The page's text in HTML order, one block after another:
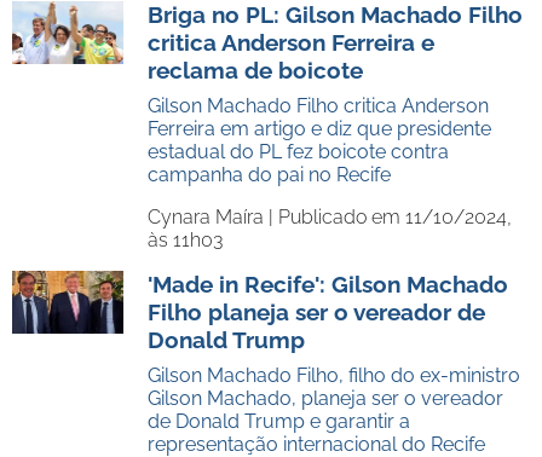
Briga no PL: Gilson Machado Filho
critica Anderson Ferreira e
reclama de boicote
Gilson Machado Filho critica Anderson
Ferreira em artigo e diz que presidente
estadual do PL fez boicote contra
campanha do pai no Recife
Cynara Maíra | Publicado em 11/10/2024,
às 11h03
'Made in Recife': Gilson Machado
Filho planeja ser o vereador de
Donald Trump
Gilson Machado Filho, filho do ex-ministro
Gilson Machado, planeja ser o vereador
de Donald Trump e garantir a
representação internacional do Recife